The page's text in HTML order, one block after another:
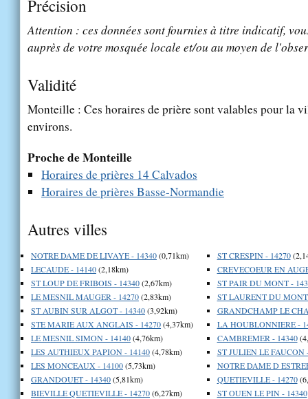
Précision
Attention : ces données sont fournies à titre indicatif,
auprès de votre mosquée locale et/ou au moyen de
Validité
Monteille : Ces horaires de prière sont valables pour la
environs.
Proche de Monteille
Horaires de prières 14 Calvados
Horaires de prières Basse-Normandie
Autres villes
NOTRE DAME DE LIVAYE - 14340(0,71km)
LECAUDE - 14140(2,18km)
ST LOUP DE FRIBOIS - 14340(2,67km)
LE MESNIL MAUGER - 14270(2,83km)
ST AUBIN SUR ALGOT - 14340(3,92km)
STE MARIE AUX ANGLAIS - 14270(4,37km)
LE MESNIL SIMON - 14140(4,76km)
LES AUTHIEUX PAPION - 14140(4,78km)
LES MONCEAUX - 14100(5,73km)
GRANDOUET - 14340(5,81km)
BIEVILLE QUETIEVILLE - 14270(6,27km)
ST CRESPIN - 14270
CREVECOEUR EN
ST PAIR DU MONT -
ST LAURENT DU
GRANDCHAMP LE
LA HOUBLONNIERE -
CAMBREMER - 14340
ST JULIEN LE FAUCON
NOTRE DAME D
QUETIEVILLE - 14270
ST OUEN LE PIN - 14340